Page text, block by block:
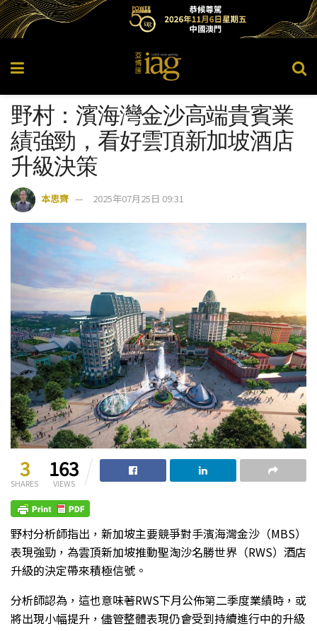
野村：濱海灣金沙高端貴賓業
績強勁，看好雲頂新加坡酒店
升級決策
本思齊 2025年07月25日 09:31
3
SHARES
163
VIEWS
野村分析師指出，新加坡主要競爭對手濱海灣金沙（MBS）
表現強勁，為雲頂新加坡推動聖淘沙名勝世界（RWS）酒店
升級的決定帶來積極信號。
分析師認為，這也意味著RWS下月公佈第二季度業績時，或
將出現小幅提升，儘管整體表現仍會受到持續進行中的升級